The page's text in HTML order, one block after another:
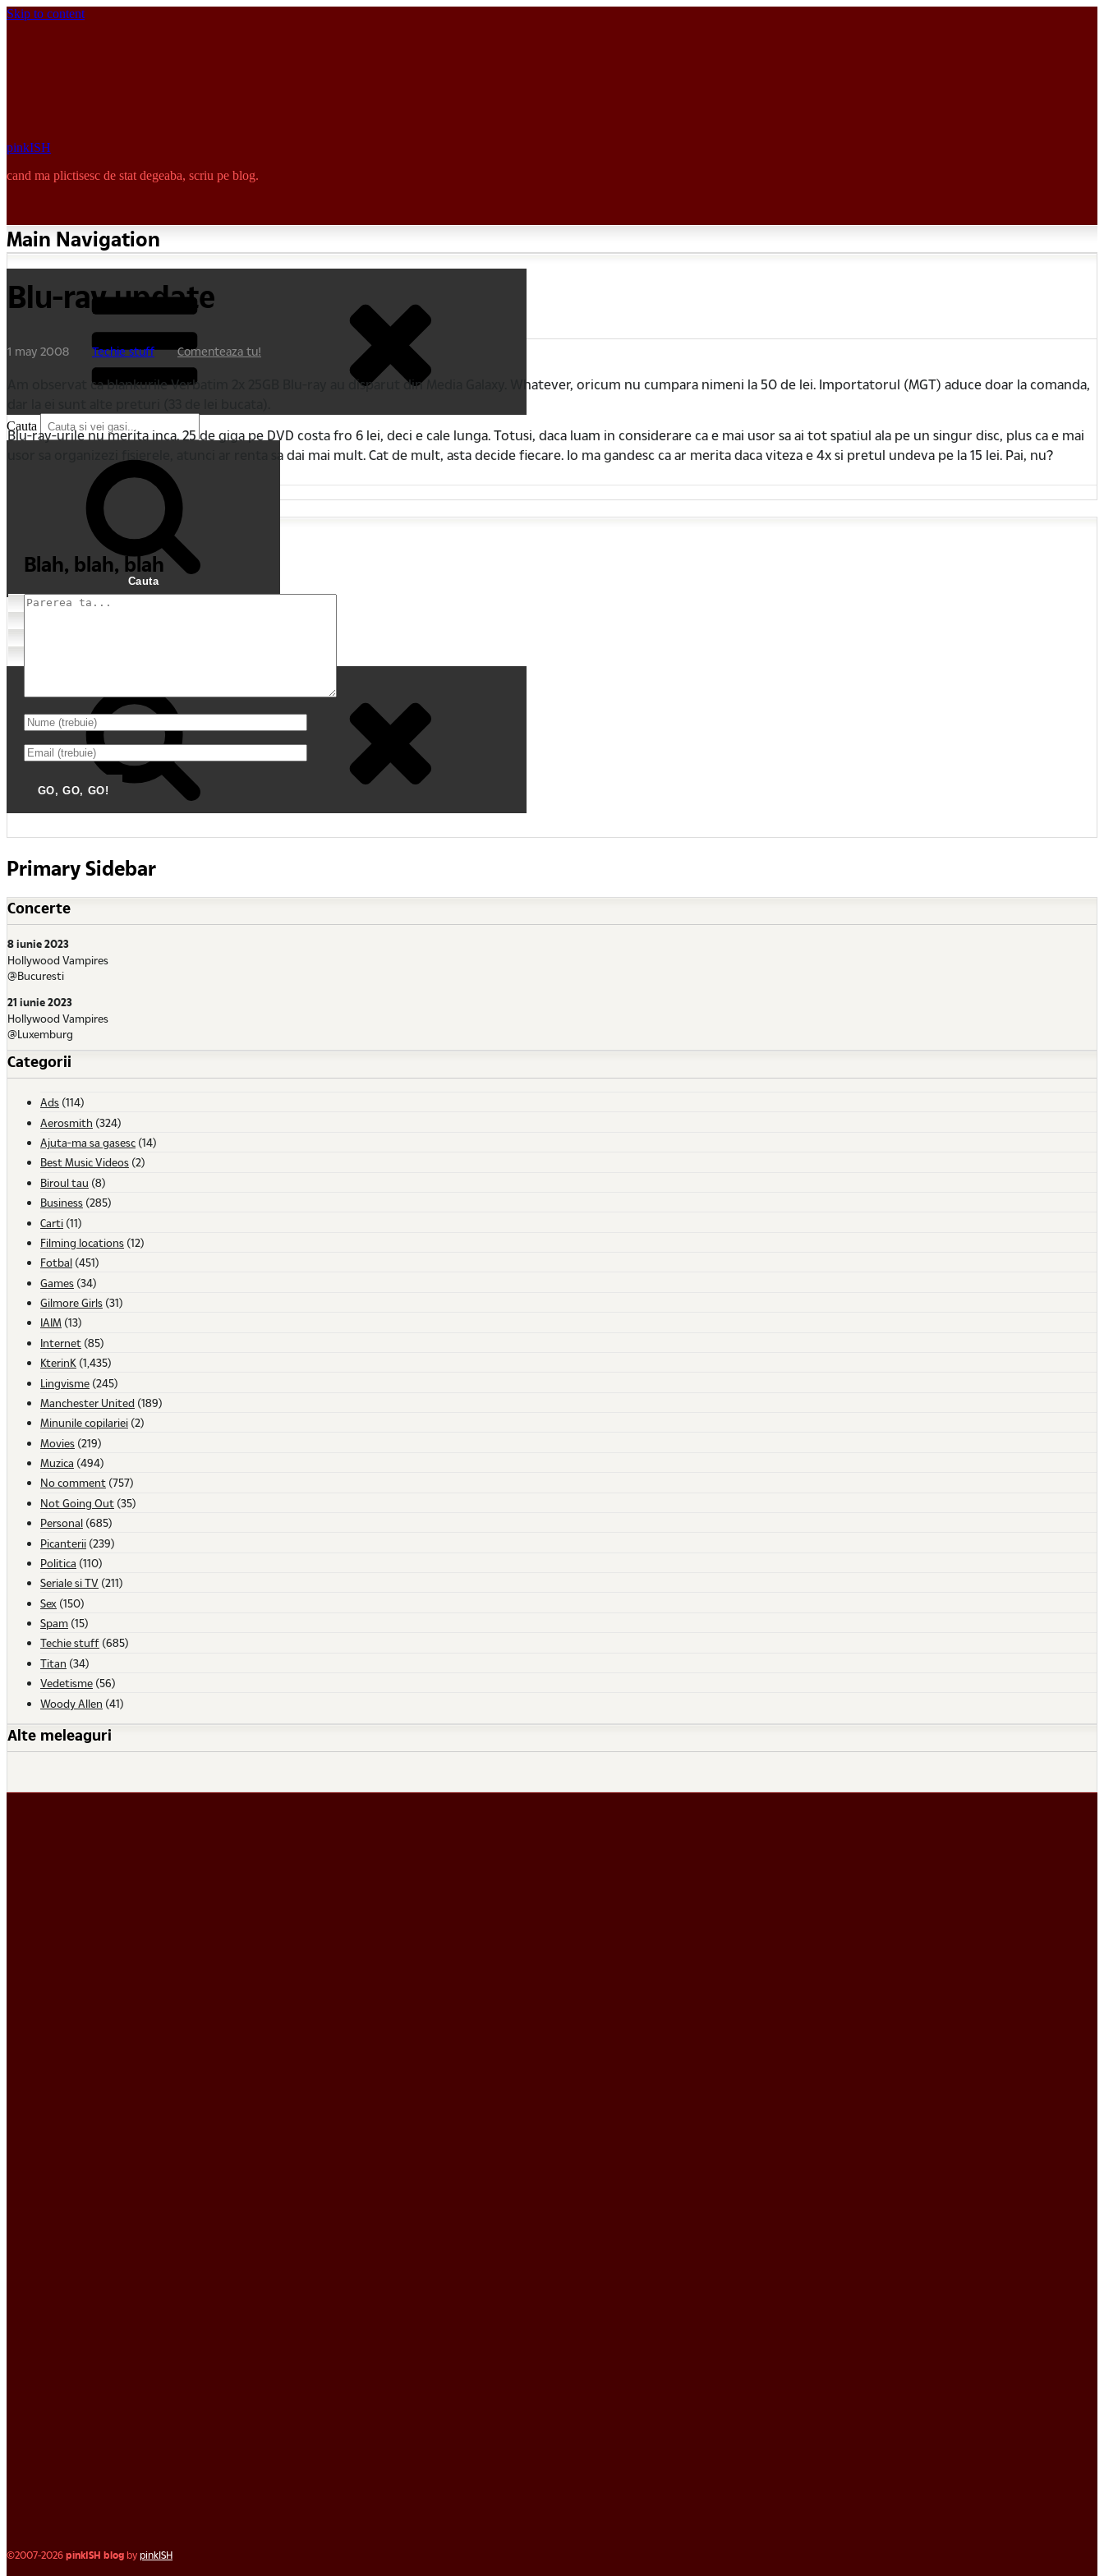
Skip to content
pinkISH
cand ma plictisesc de stat degeaba, scriu pe blog.
Main Navigation
Cauta
Cauta
Home
Blu-ray update
1 may 2008 Techie stuff Comenteaza tu!
Am observat ca blankurile Verbatim 2x 25GB Blu-ray au disparut din Media Galaxy. Whatever, oricum nu cumpara nimeni la 50 de lei. Importatorul (MGT) aduce doar la comanda,
Blu-ray-urile nu merita inca. 25 de giga pe DVD costa fro 6 lei, deci e cale lunga. Totusi, daca luam in considerare ca e mai usor sa ai tot spatiul ala pe un singur disc, plus ca e mai
usor sa organizezi fisierele, atunci ar renta sa dai mai mult. Cat de mult, asta decide fiecare. Io ma gandesc ca ar merita daca viteza e 4x si pretul undeva pe la 15 lei. Pai, nu?
Blah, blah, blah
Primary Sidebar
Concerte
8 iunie 2023
Hollywood Vampires
@Bucuresti
21 iunie 2023
Hollywood Vampires
@Luxemburg
Categorii
Ads (114)
Aerosmith (324)
Ajuta-ma sa gasesc (14)
Best Music Videos (2)
Biroul tau (8)
Business (285)
Carti (11)
Filming locations (12)
Fotbal (451)
Games (34)
Gilmore Girls (31)
IAIM (13)
Internet (85)
KterinK (1,435)
Lingvisme (245)
Manchester United (189)
Minunile copilariei (2)
Movies (219)
Muzica (494)
No comment (757)
Not Going Out (35)
Personal (685)
Picanterii (239)
Politica (110)
Seriale si TV (211)
Sex (150)
Spam (15)
Techie stuff (685)
Titan (34)
Vedetisme (56)
Woody Allen (41)
Alte meleaguri
©2007-2026pinkISH blog bypinkISH